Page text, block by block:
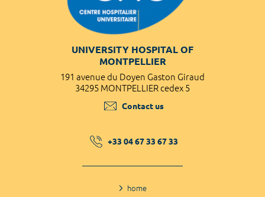
UNIVERSITY HOSPITAL OF
MONTPELLIER
191 avenue du Doyen Gaston Giraud
34295 MONTPELLIER cedex 5
Contact us
+33 04 67 33 67 33
home